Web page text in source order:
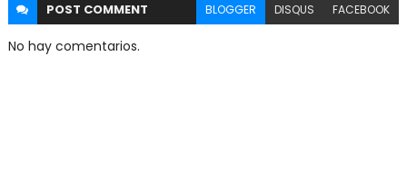
POST COMMENT BLOGGER DISQUS FACEBOOK
No hay comentarios.